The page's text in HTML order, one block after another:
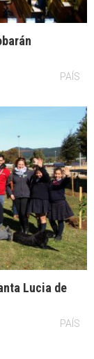
PAÍS
Lucia de
PAÍS